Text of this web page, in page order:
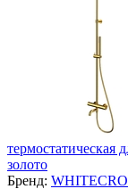
золото
Бренд: